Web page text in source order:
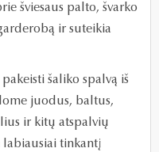
šviesaus palto, švarko
ir suteikia
šaliko spalvą iš
juodus, baltus,
ir kitų atspalvių
labiausiai tinkantį